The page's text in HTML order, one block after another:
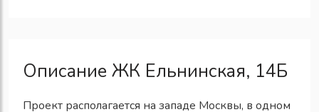
Описание ЖК Ельнинская, 14Б
Проект располагается на западе Москвы, в одном